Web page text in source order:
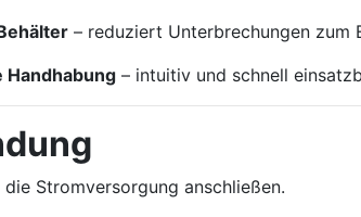
– reduziert Unterbrechungen zum
Handhabung – intuitiv und schnell
die Stromversorgung anschließen.